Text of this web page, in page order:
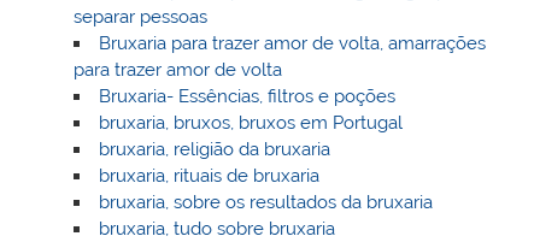
separar pessoas
Bruxaria para trazer amor de volta, amarrações
para trazer amor de volta
Bruxaria- Essências, filtros e poções
bruxaria, bruxos, bruxos em Portugal
bruxaria, religião da bruxaria
bruxaria, rituais de bruxaria
bruxaria, sobre os resultados da bruxaria
bruxaria, tudo sobre bruxaria